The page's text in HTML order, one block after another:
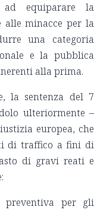
ad equiparare la
minacce per la
una categoria
e la pubblica
alla prima.
la sentenza del 7
ulteriormente –
europea, che
di traffico a fini di
di gravi reati e
preventiva per gli